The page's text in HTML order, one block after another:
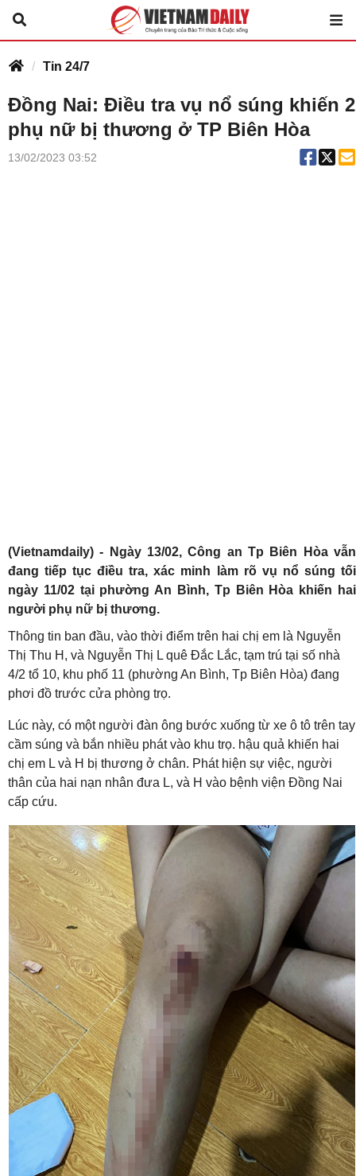
Tin 24/7
Đồng Nai: Điều tra vụ nổ súng khiến 2
phụ nữ bị thương ở TP Biên Hòa
13/02/2023 03:52
(Vietnamdaily) - Ngày 13/02, Công an Tp Biên Hòa vẫn
đang tiếp tục điều tra, xác minh làm rõ vụ nổ súng tối
ngày 11/02 tại phường An Bình, Tp Biên Hòa khiến hai
người phụ nữ bị thương.
Thông tin ban đầu, vào thời điểm trên hai chị em là Nguyễn
Thị Thu H, và Nguyễn Thị L quê Đắc Lắc, tạm trú tại số nhà
4/2 tổ 10, khu phố 11 (phường An Bình, Tp Biên Hòa) đang
phơi đồ trước cửa phòng trọ.
Lúc này, có một người đàn ông bước xuống từ xe ô tô trên tay
cầm súng và bắn nhiều phát vào khu trọ. hậu quả khiến hai
chị em L và H bị thương ở chân. Phát hiện sự việc, người
thân của hai nạn nhân đưa L, và H vào bệnh viện Đồng Nai
cấp cứu.